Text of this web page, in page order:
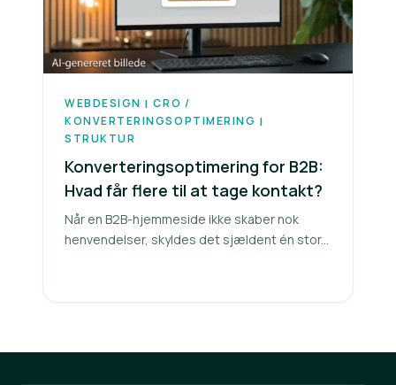
WEBDESIGN |CRO /
KONVERTERINGSOPTIMERING |
STRUKTUR
Konverteringsoptimering for B2B:
Hvad får flere til at tage kontakt?
Når en B2B-hjemmeside ikke skaber nok
henvendelser, skyldes det sjældent én stor...